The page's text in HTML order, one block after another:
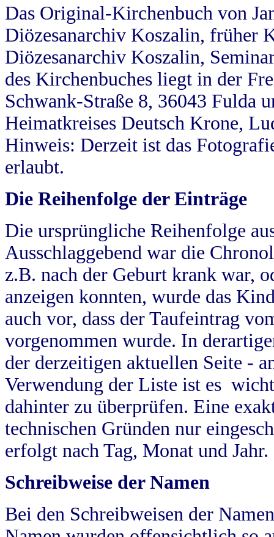
Das Original-Kirchenbuch von
Diözesanarchiv Koszalin, früher
Diözesanarchiv Koszalin,
des Kirchenbuches liegt in der
Schwank-Straße 8, 36043 Fulda
Heimatkreises Deutsch Krone,
Hinweis: Derzeit ist das
erlaubt.
Die Reihenfolge der Einträge
Die ursprüngliche Reihenfolge
Ausschlaggebend war die
z.B. nach der Geburt krank war,
anzeigen konnten, wurde das
auch vor, dass der Taufeintrag
vorgenommen wurde. In
der derzeitigen aktuellen Seite -
Verwendung der Liste ist es
dahinter zu überprüfen. Eine
technischen Gründen nur
erfolgt nach Tag, Monat und Jahr.
Schreibweise der Namen
Bei den Schreibweisen der